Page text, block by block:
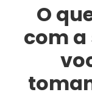
O
com a